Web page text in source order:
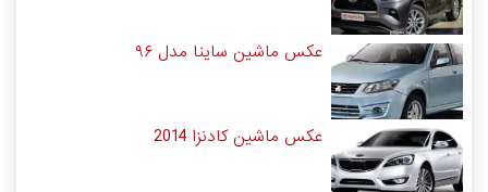
عکس ماشین ساینا مدل ۹۶
عکس ماشین کادنزا 2014